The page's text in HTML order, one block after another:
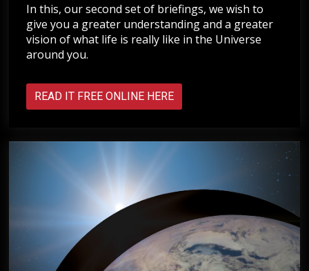
In this, our second set of briefings, we wish to
give you a greater understanding and a greater
vision of what life is really like in the Universe
around you.
READ IT FREE ONLINE HERE